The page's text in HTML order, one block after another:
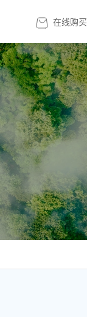
在线购买
官方商城
亿纬锂能金源机器
标准
准先行｜亿纬锂能金
身智能标准